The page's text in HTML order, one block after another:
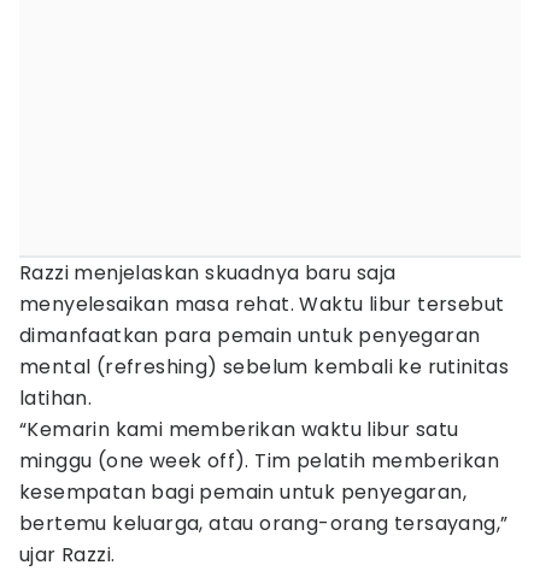
Razzi menjelaskan skuadnya baru saja
menyelesaikan masa rehat. Waktu libur tersebut
dimanfaatkan para pemain untuk penyegaran
mental (refreshing) sebelum kembali ke rutinitas
latihan.
“Kemarin kami memberikan waktu libur satu
minggu (one week off). Tim pelatih memberikan
kesempatan bagi pemain untuk penyegaran,
bertemu keluarga, atau orang-orang tersayang,”
ujar Razzi.